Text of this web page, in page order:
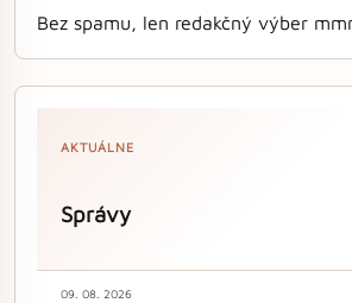
Bez spamu, len redakčný výber
AKTUÁLNE
Správy
09. 08. 2026